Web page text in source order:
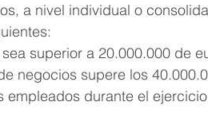
a nivel individual o
superior a 20.000.000 de
negocios supere los
empleados durante el